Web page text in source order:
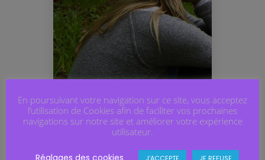
CONSEILS, VIE PRIVÉE
En poursuivant votre navigation sur ce site, vous acceptez
l’utilisation de Cookies afin de faciliter vos prochaines
navigations sur notre site et améliorer votre expérience
utilisateur.